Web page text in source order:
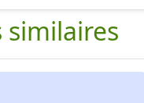
similaires